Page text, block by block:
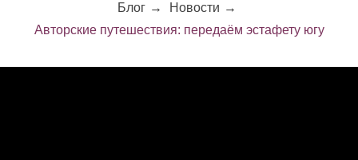
Блог → Новости →
Авторские путешествия: передаём эстафету югу